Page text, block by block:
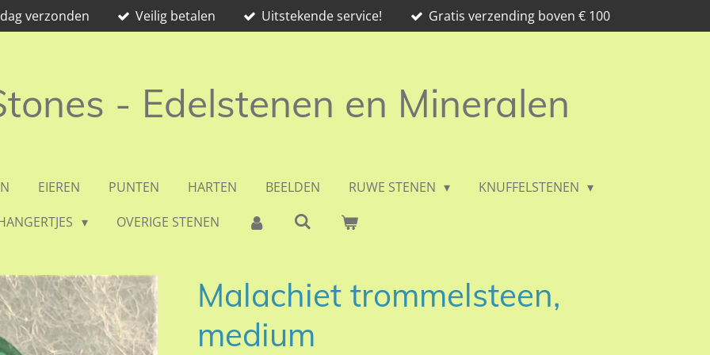
verzonden Veilig betalen Uitstekende service! Gratis verzending boven € 100
- Edelstenen en Mineralen
EIEREN PUNTEN HARTEN BEELDEN RUWE STENEN
KNUFFELSTENEN
OVERIGE STENEN
Malachiet trommelsteen,
medium